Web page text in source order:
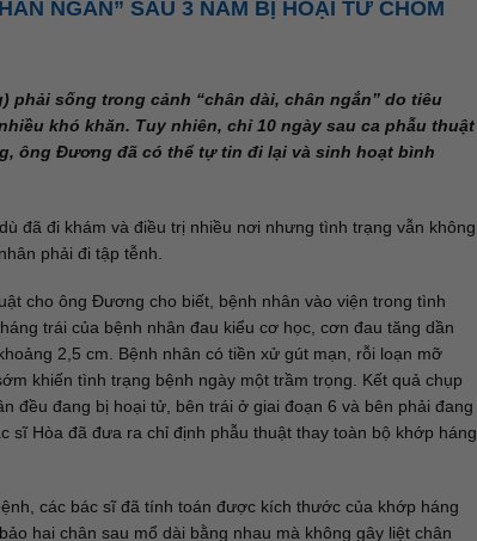
NGẮN” SAU 3 NĂM BỊ HOẠI TỬ CHỎM
phải sống trong cảnh “chân dài, chân ngắn” do tiêu
khó khăn. Tuy nhiên, chỉ 10 ngày sau ca phẫu thuật
ông Đương đã có thể tự tin đi lại và sinh hoạt bình
đã đi khám và điều trị nhiều nơi nhưng tình trạng vẫn không
phải đi tập tễnh.
cho ông Đương cho biết, bệnh nhân vào viện trong tình
trái của bệnh nhân đau kiểu cơ học, cơn đau tăng dần
2,5 cm. Bệnh nhân có tiền xử gút mạn, rỗi loạn mỡ
khiến tình trạng bệnh ngày một trầm trọng. Kết quả chụp
đều đang bị hoại tử, bên trái ở giai đoạn 6 và bên phải đang
sĩ Hòa đã đưa ra chỉ định phẫu thuật thay toàn bộ khớp háng
các bác sĩ đã tính toán được kích thước của khớp háng
hai chân sau mổ dài bằng nhau mà không gây liệt chân